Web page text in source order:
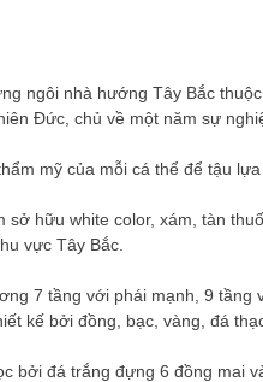
ngôi nhà hướng Tây Bắc
Đức, chủ về một năm sự
mỹ của mỗi cá thể để tậu
hữu white color, xám, tàn
vực Tây Bắc.
7 tầng với phái mạnh, 9
kế bởi đồng, bạc, vàng, đá
bởi đá trắng đựng 6 đồng mai